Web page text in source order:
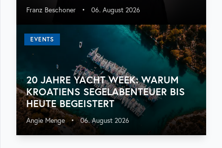
Franz Beschoner • 06. August 2026
EVENTS
20 JAHRE YACHT WEEK: WARUM
KROATIENS SEGELABENTEUER BIS
HEUTE BEGEISTERT
Angie Menge • 06. August 2026